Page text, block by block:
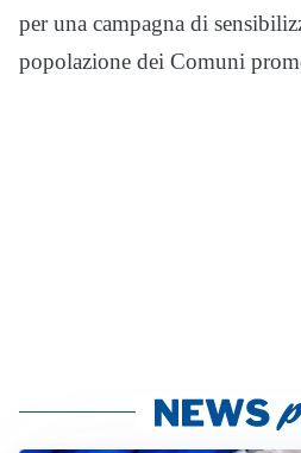
per una campagna di
popolazione dei Comuni